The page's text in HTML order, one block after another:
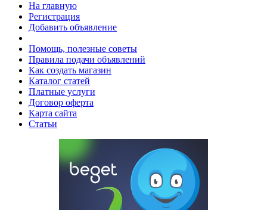
На главную
Регистрация
Добавить объявление
Помощь, полезные советы
Правила подачи объявлений
Как создать магазин
Каталог статей
Платные услуги
Договор оферта
Карта сайта
Статьи